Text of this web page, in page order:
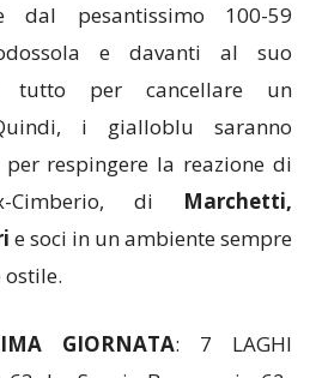
dal pesantissimo 100-59
e davanti al suo
per cancellare un
i gialloblu saranno
per respingere la reazione di
di Marchetti,
e soci in un ambiente sempre
GIORNATA: 7 LAGHI